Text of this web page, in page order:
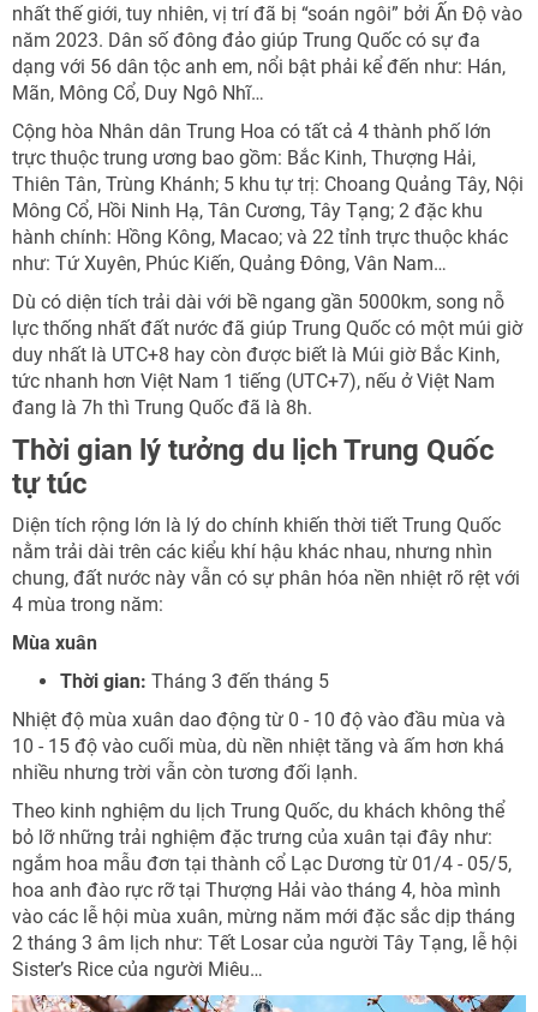
nhất thế giới, tuy nhiên, vị trí đã bị “soán ngôi” bởi Ấn Độ vào
năm 2023. Dân số đông đảo giúp Trung Quốc có sự đa
dạng với 56 dân tộc anh em, nổi bật phải kể đến như: Hán,
Mãn, Mông Cổ, Duy Ngô Nhĩ…
Cộng hòa Nhân dân Trung Hoa có tất cả 4 thành phố lớn
trực thuộc trung ương bao gồm: Bắc Kinh, Thượng Hải,
Thiên Tân, Trùng Khánh; 5 khu tự trị: Choang Quảng Tây, Nội
Mông Cổ, Hồi Ninh Hạ, Tân Cương, Tây Tạng; 2 đặc khu
hành chính: Hồng Kông, Macao; và 22 tỉnh trực thuộc khác
như: Tứ Xuyên, Phúc Kiến, Quảng Đông, Vân Nam…
Dù có diện tích trải dài với bề ngang gần 5000km, song nỗ
lực thống nhất đất nước đã giúp Trung Quốc có một múi giờ
duy nhất là UTC+8 hay còn được biết là Múi giờ Bắc Kinh,
tức nhanh hơn Việt Nam 1 tiếng (UTC+7), nếu ở Việt Nam
đang là 7h thì Trung Quốc đã là 8h.
Thời gian lý tưởng du lịch Trung Quốc
tự túc
Diện tích rộng lớn là lý do chính khiến thời tiết Trung Quốc
nằm trải dài trên các kiểu khí hậu khác nhau, nhưng nhìn
chung, đất nước này vẫn có sự phân hóa nền nhiệt rõ rệt với
4 mùa trong năm:
Mùa xuân
Thời gian: Tháng 3 đến tháng 5
Nhiệt độ mùa xuân dao động từ 0 - 10 độ vào đầu mùa và
10 - 15 độ vào cuối mùa, dù nền nhiệt tăng và ấm hơn khá
nhiều nhưng trời vẫn còn tương đối lạnh.
Theo kinh nghiệm du lịch Trung Quốc, du khách không thể
bỏ lỡ những trải nghiệm đặc trưng của xuân tại đây như:
ngắm hoa mẫu đơn tại thành cổ Lạc Dương từ 01/4 - 05/5,
hoa anh đào rực rỡ tại Thượng Hải vào tháng 4, hòa mình
vào các lễ hội mùa xuân, mừng năm mới đặc sắc dịp tháng
2 tháng 3 âm lịch như: Tết Losar của người Tây Tạng, lễ hội
Sister’s Rice của người Miêu…
TƯ VẤN NGAY
TƯ VẤN NGAY
Nhận ưu đãi ngay!
Nhận ưu đãi ngay
TƯ VẤN NGAY
TƯ VẤN NGAY
NHẬN ƯU ĐÃI NGAY
TƯ VẤN NGAY